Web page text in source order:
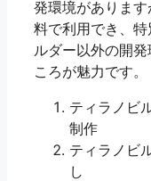
発環境がありま
料で利用でき、
ルダー以外の開
ころが魅力です。
ティラノビ
制作
ティラノビ
し